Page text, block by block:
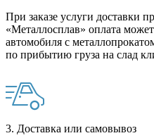
При заказе услуги доставки
«Металлосплав» оплата
автомобиля с
по прибытию груза на слад
3. Доставка или самовывоз